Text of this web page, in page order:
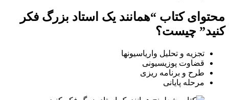
محتوای کتاب “همانند یک استاد بزرگ فکر
کنید” چیست؟
تجزیه و تحلیل واریاسیونها
قضاوت پوزیسیونی
طرح و برنامه ریزی
مرحله پایانی